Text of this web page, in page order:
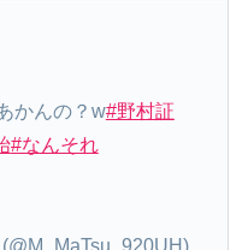
かんの？w#野村証
#なんそれ